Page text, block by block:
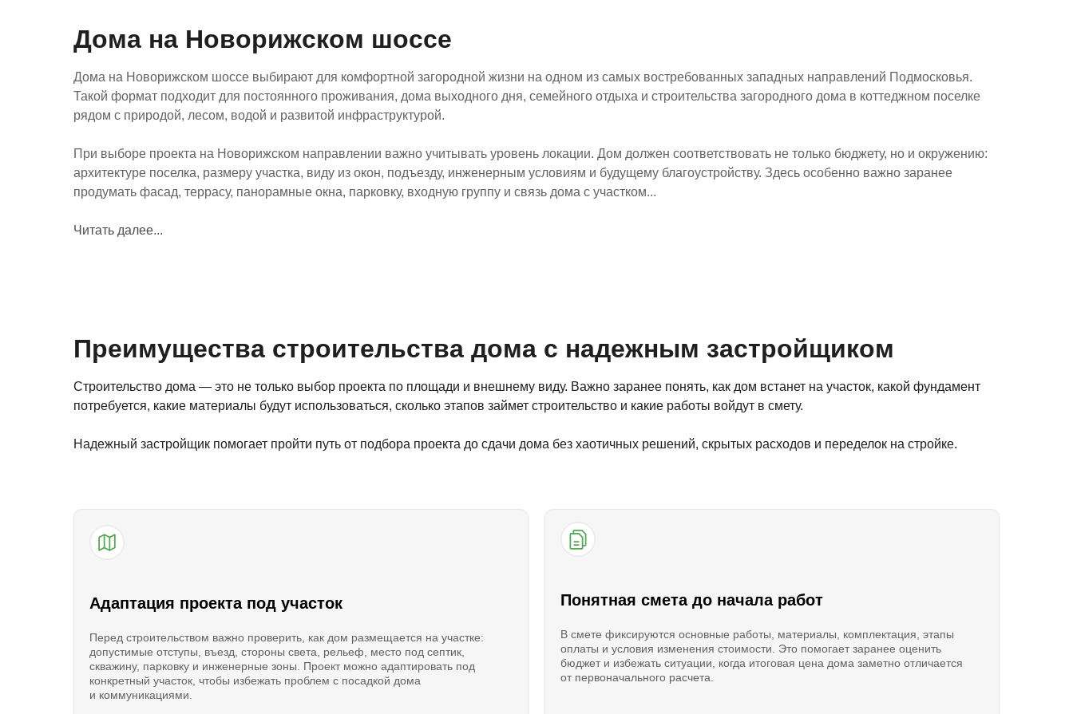
Дома на Новорижском шоссе выбирают для комфортной загородной жизни на одном из самых востребованных западных направлений Подмосковья.
Такой формат подходит для постоянного проживания, дома выходного дня, семейного отдыха и строительства загородного дома в коттеджном поселке
рядом с природой, лесом, водой и развитой инфраструктурой.
При выборе проекта на Новорижском направлении важно учитывать уровень локации. Дом должен соответствовать не только бюджету, но и окружению:
архитектуре поселка, размеру участка, виду из окон, подъезду, инженерным условиям и будущему благоустройству. Здесь особенно важно заранее
продумать фасад, террасу, панорамные окна, парковку, входную группу и связь дома с участком...
Читать далее...
Дома на Новорижском шоссе
Преимущества строительства дома с надежным застройщиком
Перед строительством важно проверить, как дом размещается на участке:
допустимые отступы, въезд, стороны света, рельеф, место под септик,
скважину, парковку и инженерные зоны. Проект можно адаптировать под
конкретный участок, чтобы избежать проблем с посадкой дома
и коммуникациями.
Адаптация проекта под участок Понятная смета до начала работ
В смете фиксируются основные работы, материалы, комплектация, этапы
оплаты и условия изменения стоимости. Это помогает заранее оценить
бюджет и избежать ситуации, когда итоговая цена дома заметно отличается
от первоначального расчета.
Строительство дома — это не только выбор проекта по площади и внешнему виду. Важно заранее понять, как дом встанет на участок, какой фундамент
потребуется, какие материалы будут использоваться, сколько этапов займет строительство и какие работы войдут в смету.
Надежный застройщик помогает пройти путь от подбора проекта до сдачи дома без хаотичных решений, скрытых расходов и переделок на стройке.